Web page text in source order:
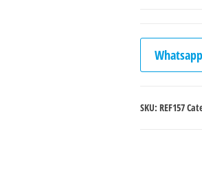
Whatsapp
SKU: REF157